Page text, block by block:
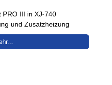
PRO III in XJ-740
und Zusatzheizung